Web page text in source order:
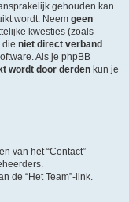
gehouden kan
wordt. Neem geen
kwesties (zoals
die niet direct verband
Als je phpBB
wordt door derden kun je
van het “Contact”-
de “Het Team”-link.